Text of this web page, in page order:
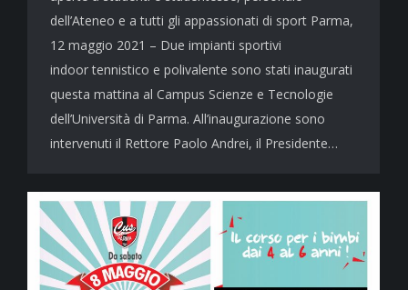
dell’Ateneo e a tutti gli appassionati di sport Parma,
12 maggio 2021 – Due impianti sportivi
indoor tennistico e polivalente sono stati inaugurati
questa mattina al Campus Scienze e Tecnologie
dell’Università di Parma. All’inaugurazione sono
intervenuti il Rettore Paolo Andrei, il Presidente…